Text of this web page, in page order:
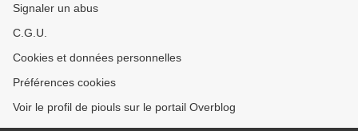
Signaler un abus
C.G.U.
Cookies et données personnelles
Préférences cookies
Voir le profil de piouls sur le portail Overblog